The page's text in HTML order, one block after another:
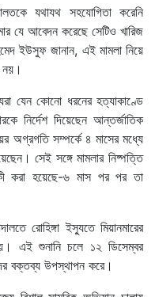
যথাযথ সহযোগিতা করেনি
যে আবেদন করেছে সেটিও খারিজ
ইউসুফ জানান, এই মামলা নিয়ে
যেন কোনো ধরনের হত্যাকাণ্ডে
নির্দেশ দিয়েছেন আন্তর্জাতিক
অগ্রগতি সম্পর্কে ৪ মাসের মধ্যে
সেই সঙ্গে মামলার নিষ্পত্তি
করা হয়েছে-৬ মাস পর পর তা
রোহিঙ্গা ইস্যুতে মিয়ানমারের
এই শুনানি চলে ১২ ডিসেম্বর
বক্তব্য উপস্থাপন করে।